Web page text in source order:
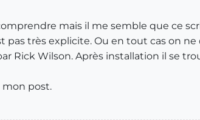
mais il me semble que ce
pas très explicite. Ou en tout cas on
Rick Wilson. Après installation il se
mon post.